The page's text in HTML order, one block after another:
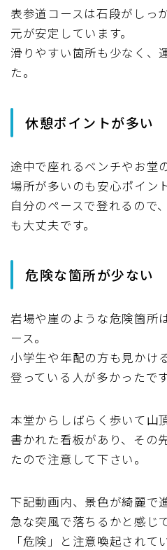
表参道コースは石段がしっ
元が安定しています。
滑りやすい箇所も少なく、
た。
休憩ポイントが多い
途中で座れるベンチやお堂
場所が多いのも安心ポイント
自分のペースで登れるので
も大丈夫です。
危険な箇所が少ない
岩場や崖のような危険箇所
ース。
小学生や年配の方も見かけ
登っている人が多かったです
本堂からしばらく歩いて山
書かれた看板があり、その
たので注意して下さい。
下記動画内、景色が綺麗で
急な突風で落ちるかと感じ
「危険」と注意喚起され